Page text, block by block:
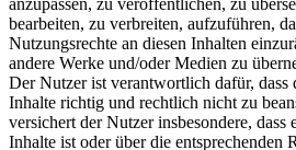
bearbeiten, zu verbreiten, aufzuführen,
Nutzungsrechte an diesen Inhalten
andere Werke und/oder Medien zu
Der Nutzer ist verantwortlich dafür,
Inhalte richtig und rechtlich nicht zu
versichert der Nutzer insbesondere, dass
Inhalte ist oder über die entsprechenden